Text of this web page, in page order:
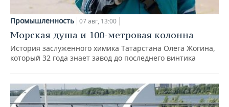
Промышленность 07 авг, 13:00
Морская душа и 100-метровая колонна
История заслуженного химика Татарстана Олега Жогина,
который 32 года знает завод до последнего винтика